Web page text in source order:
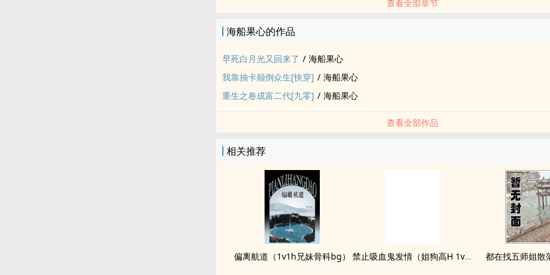
查看全部章节
海船果心的作品
早死白月光又回来了 / 海船果心
我靠抽卡颠倒众生[快穿] / 海船果心
重生之卷成富二代[九零] / 海船果心
查看全部作品
相关推荐
偏离航道（1v1h兄妹骨科bg） 禁止吸血鬼发情（姐狗高H 1v1） 都在找五师姐散